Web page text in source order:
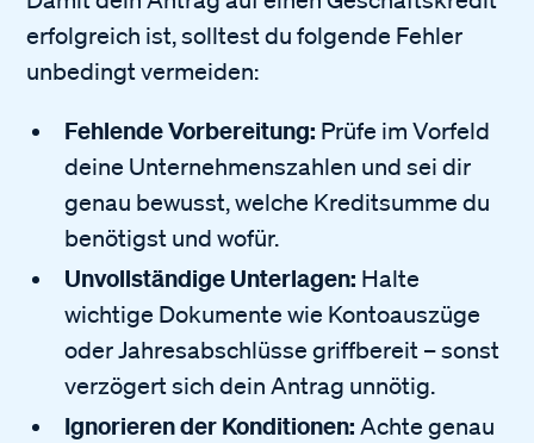
erfolgreich ist, solltest du folgende Fehler
unbedingt vermeiden:
Fehlende Vorbereitung: Prüfe im Vorfeld
deine Unternehmenszahlen und sei dir
genau bewusst, welche Kreditsumme du
benötigst und wofür.
Unvollständige Unterlagen: Halte
wichtige Dokumente wie Kontoauszüge
oder Jahresabschlüsse griffbereit – sonst
verzögert sich dein Antrag unnötig.
Ignorieren der Konditionen: Achte genau